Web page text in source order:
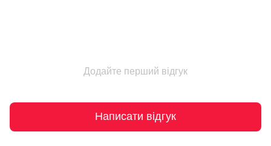
Додайте перший відгук
Написати відгук